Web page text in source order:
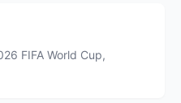
FIFA World Cup,